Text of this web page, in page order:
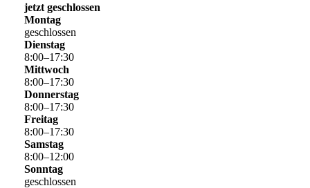
jetzt geschlossen
Montag
geschlossen
Dienstag
8:00–17:30
Mittwoch
8:00–17:30
Donnerstag
8:00–17:30
Freitag
8:00–17:30
Samstag
8:00–12:00
Sonntag
geschlossen